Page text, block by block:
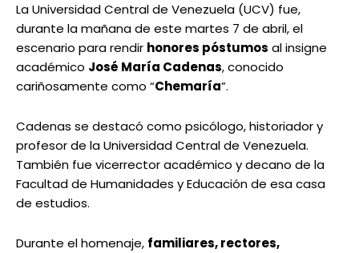
La Universidad Central de Venezuela (UCV) fue,
durante la mañana de este martes 7 de abril, el
escenario para rendir honores póstumos al insigne
académico José María Cadenas, conocido
cariñosamente como “Chemaría”.
Cadenas se destacó como psicólogo, historiador y
profesor de la Universidad Central de Venezuela.
También fue vicerrector académico y decano de la
Facultad de Humanidades y Educación de esa casa
de estudios.
Durante el homenaje, familiares, rectores,